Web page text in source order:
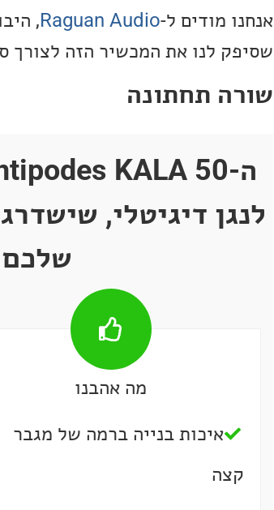
אנחנו מודים ל-Raguan Audio
שסיפק לנו את המכשיר הזה לצורך
שורה תחתונה
לנגן דיגיטלי,
מה אהבנו
איכות בנייה ברמה של מגבר
קצה